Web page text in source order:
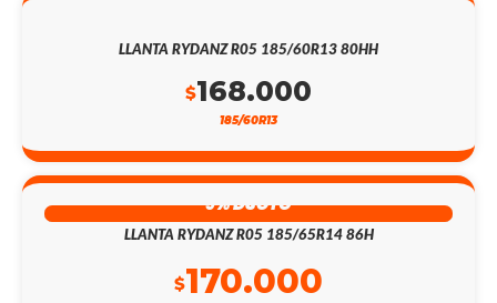
LLANTA RYDANZ R05 185/60R13 80HH
$168.000
185/60R13
9% DSCTO
LLANTA RYDANZ R05 185/65R14 86H
$170.000